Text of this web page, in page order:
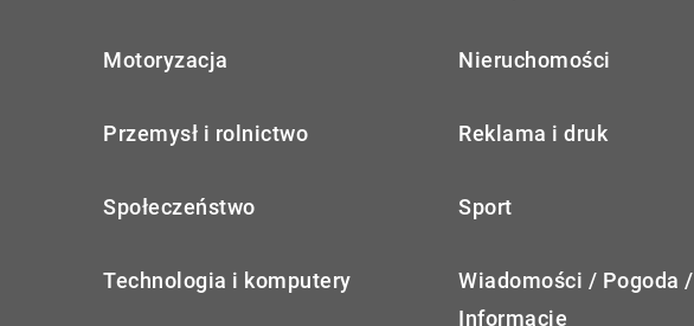
Motoryzacja Nieruchomości
Przemysł i rolnictwo Reklama i druk
Społeczeństwo Sport
Technologia i komputery
Wiadomości / Pogoda /
Informacje